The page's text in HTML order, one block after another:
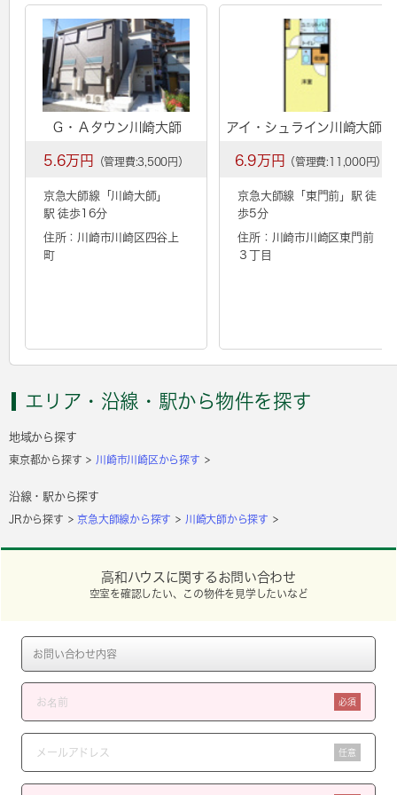
Ｇ・Ａタウン川崎大師
5.6万円 （管理費:3,500円）
京急大師線「 川崎大師 」
駅 徒歩16分
住所：川崎市川崎区四谷上
町
アイ・シュライン川崎大師東
6.9万円 （管理費:11,000円）
京急大師線「 東門前 」駅 徒
歩5分
住所：川崎市川崎区東門前
３丁目
エリア・沿線・駅から物件を探す
地域から探す
東京都から探す 川崎市川崎区から探す
沿線・駅から探す
JRから探す 京急大師線から探す 川崎大師から探す
高和ハウスに関するお問い合わせ
空室を確認したい、この物件を見学したいなど
必須
任意